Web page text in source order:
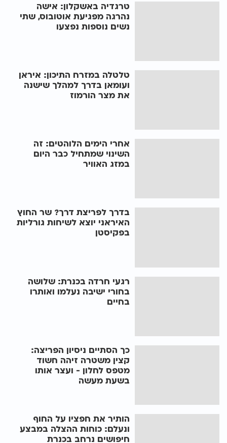
טרגדיה באשקלון: אישה
נהרגה מפגיעת אוטובוס, שתי
נשים נוספות נפצעו
טלטלה במזרח התיכון: איראן
ועומאן בדרך למהלך שישנה
את מצר הורמוז
אחרי הימים הלוהטים: זה
השינוי שמתחיל כבר היום
במזג האוויר
בדרך לפריצת דרך? שר החוץ
האיראני יוצא לשיחות גורליות
בפקיסטן
רגעי חרדה בכנרת: שלושה
בחורי ישיבה נעלמו ואותרו
בחיים
כך הסתיים ניסיון הפריצה:
קצין משטרה זיהה חשוד
מטפס לחלון - ועצר אותו
בשעת מעשה
הותיר את חפציו על החוף
ונעלם: כוחות ההצלה במבצע
חיפושים נרחב בכנרת